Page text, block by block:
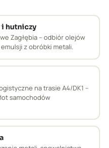
i hutniczy
Zagłębia – odbiór olejów
z obróbki metali.
na trasie A4/DK1 –
samochodów